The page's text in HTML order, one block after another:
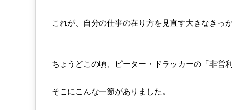
これが、自分の仕事の在り方を見直す大きなきっ
ちょうどこの頃、ピーター・ドラッカーの「非営
そこにこんな一節がありました。